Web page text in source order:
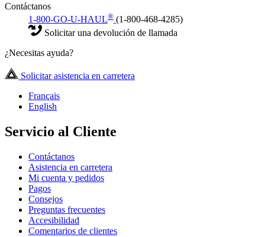
Contáctanos
1-800-GO-U-HAUL® (1-800-468-4285)
Solicitar una devolución de llamada
¿Necesitas ayuda?
Solicitar asistencia en carretera
Français
English
Servicio al Cliente
Contáctanos
Asistencia en carretera
Mi cuenta y pedidos
Pagos
Consejos
Preguntas frecuentes
Accesibilidad
Comentarios de clientes